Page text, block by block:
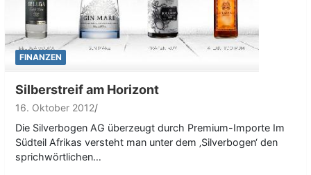
FINANZEN
Silberstreif am Horizont
16. Oktober 2012
Die Silverbogen AG überzeugt durch Premium-Importe Im
Südteil Afrikas versteht man unter dem ‚Silverbogen‘ den
sprichwörtlichen…